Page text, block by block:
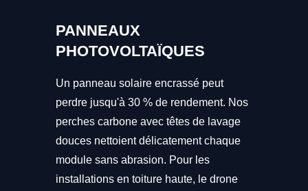
PANNEAUX
PHOTOVOLTAÏQUES
Un panneau solaire encrassé peut
perdre jusqu'à 30 % de rendement. Nos
perches carbone avec têtes de lavage
douces nettoient délicatement chaque
module sans abrasion. Pour les
installations en toiture haute, le drone